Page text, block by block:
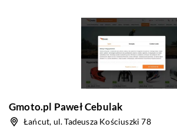
Gmoto.pl Paweł Cebulak
Łańcut, ul. Tadeusza Kościuszki 78